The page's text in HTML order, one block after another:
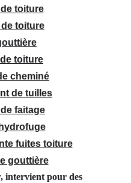
toiture
toiture
toiture
cheminé
de tuilles
faitage
fuites toiture
gouttière
intervient pour des